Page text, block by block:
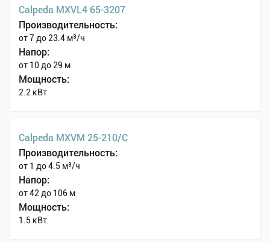
Calpeda MXVL4 65-3207
Производительность:
от 7 до 23.4 м³/ч
Напор:
от 10 до 29 м
Мощность:
2.2 кВт
Calpeda MXVM 25-210/C
Производительность:
от 1 до 4.5 м³/ч
Напор:
от 42 до 106 м
Мощность:
1.5 кВт